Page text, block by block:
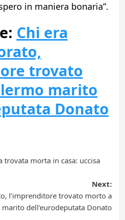
in maniera bonaria”.
Chi era
trovato
marito
Donato
trovata morta in casa: uccisa
Next:
l’imprenditore trovato morto a
dell’eurodeputata Donato